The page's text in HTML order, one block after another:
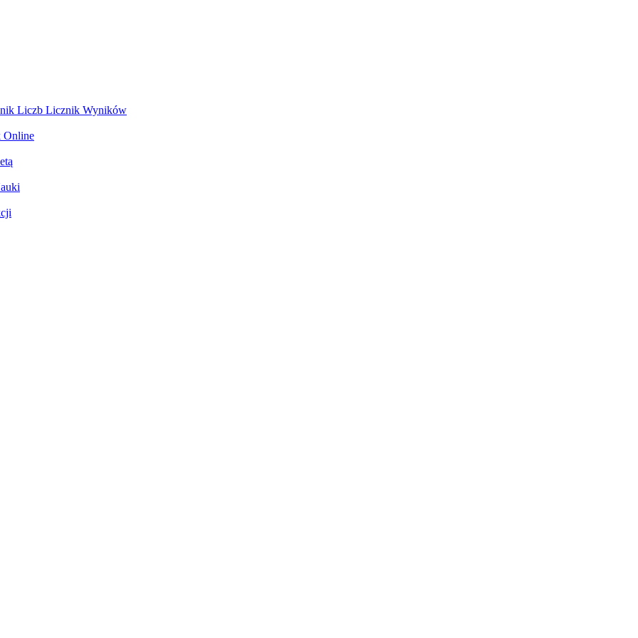
Liczb Licznik Wyników
Online